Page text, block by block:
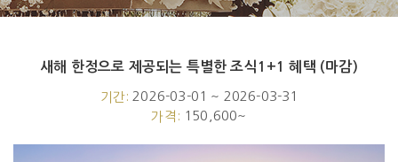
Event fullwidth
새해 한정으로 제공되는 특별한 조식1+1 혜택 (마감)
기간: 2026-03-01 ~ 2026-03-31
가격: 150,600~